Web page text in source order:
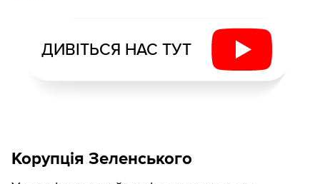
ДИВІТЬСЯ НАС ТУТ
Корупція Зеленського